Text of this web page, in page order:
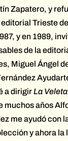
Zapatero, y
Trieste
y en 1989,
de la
Miguel Ángel
a dirigirLa Veleta
muchos años
me ayudó con
y ahora la